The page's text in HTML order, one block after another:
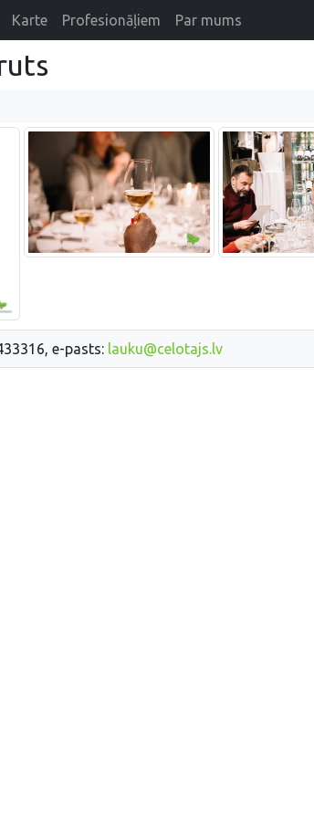
Karte Profesionāļiem Par mums
e-pasts: lauku@celotajs.lv